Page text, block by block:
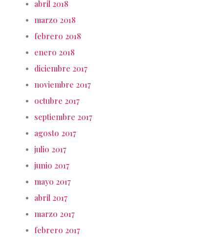
abril 2018
marzo 2018
febrero 2018
enero 2018
diciembre 2017
noviembre 2017
octubre 2017
septiembre 2017
agosto 2017
julio 2017
junio 2017
mayo 2017
abril 2017
marzo 2017
febrero 2017